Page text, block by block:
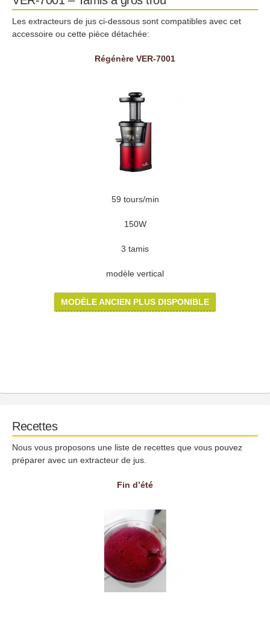
Les extracteurs de jus ci-dessous sont compatibles avec cet
accessoire ou cette pièce détachée:
Régénère VER-7001
59 tours/min
150W
3 tamis
modèle vertical
MODÈLE ANCIEN PLUS DISPONIBLE
Recettes
Nous vous proposons une liste de recettes que vous pouvez
préparer avec un extracteur de jus.
Fin d’été